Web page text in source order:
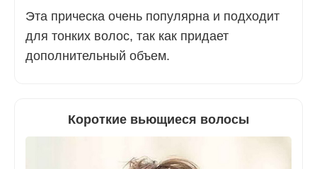
Эта прическа очень популярна и подходит
для тонких волос, так как придает
дополнительный объем.
Короткие вьющиеся волосы